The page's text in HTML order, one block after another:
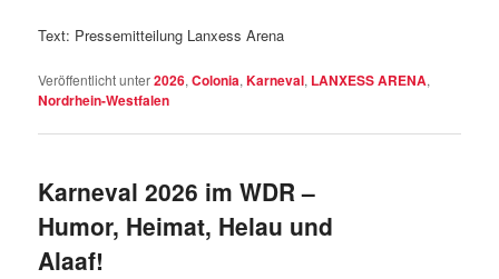
Text: Pressemitteilung Lanxess Arena
Veröffentlicht unter2026,Colonia,Karneval, LANXESS ARENA,
Nordrhein-Westfalen
Karneval 2026 im WDR –
Humor, Heimat, Helau und
Alaaf!